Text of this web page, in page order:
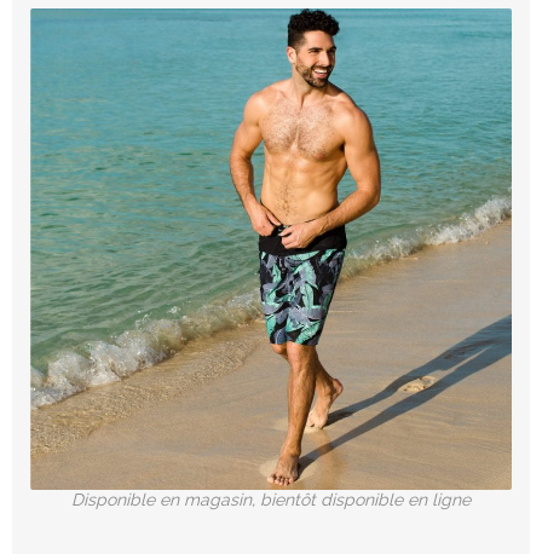
Disponible en magasin, bientôt disponible en ligne